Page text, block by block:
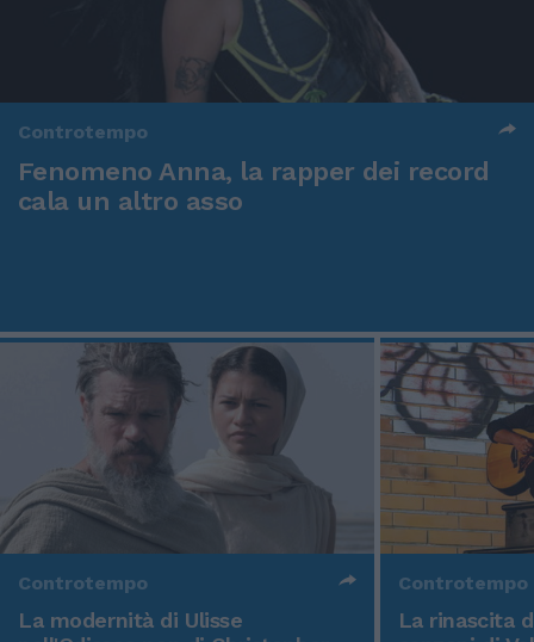
Controtempo
Fenomeno Anna, la rapper dei record
cala un altro asso
Controtempo
La modernità di Ulisse
Controtempo
La rinascita